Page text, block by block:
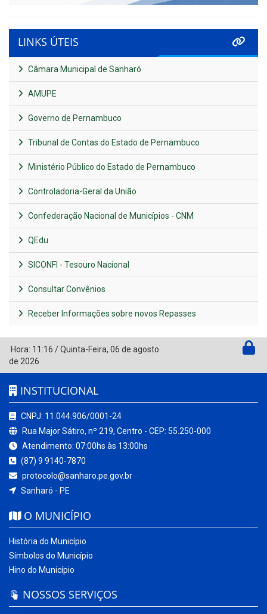
LINKS ÚTEIS
Câmara Municipal de Sanharó
AMUPE
Governo de Pernambuco
Tribunal de Contas do Estado de Pernambuco
Ministério Público do Estado de Pernambuco
Controladoria-Geral da União
Confederação Nacional de Municípios - CNM
QEdu
SICONFI - Tesouro Nacional
Consultar Convênios
Receber Informações sobre novos Repasses
Hora: 11:16 /Quinta-Feira, 06 de agosto
de 2026
INSTITUCIONAL
CNPJ: 11.044.906/0001-24
Rua Major Sátiro, nº 219, Centro - CEP: 55.250-000
Atendimento: 07:00hs às 13:00hs
(87) 9 9140-7870
protocolo@sanharo.pe.gov.br
Sanharó - PE
O MUNICÍPIO
História do Município
Símbolos do Município
Hino do Município
NOSSOS SERVIÇOS